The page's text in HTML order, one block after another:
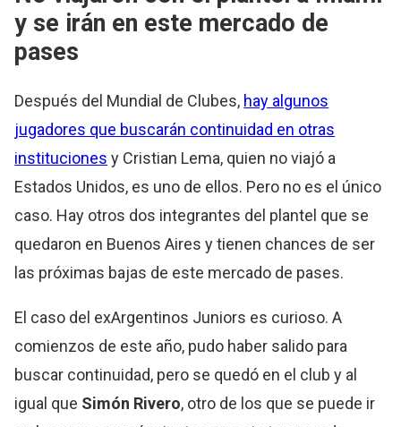
y se irán en este mercado de
pases
Después del Mundial de Clubes, hay algunos
jugadores que buscarán continuidad en otras
instituciones y Cristian Lema, quien no viajó a
Estados Unidos, es uno de ellos. Pero no es el único
caso. Hay otros dos integrantes del plantel que se
quedaron en Buenos Aires y tienen chances de ser
las próximas bajas de este mercado de pases.
El caso del exArgentinos Juniors es curioso. A
comienzos de este año, pudo haber salido para
buscar continuidad, pero se quedó en el club y al
igual que Simón Rivero, otro de los que se puede ir